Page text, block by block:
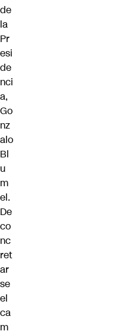
de
la
Pr
esi
de
nci
a,
Go
nz
alo
Bl
u
m
el.
De
co
nc
ret
ar
se
el
ca
m